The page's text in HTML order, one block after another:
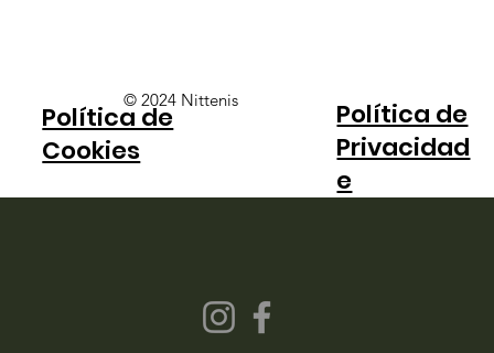
© 2024 Nittenis
Política de
Privacidad
e
Política de
Cookies